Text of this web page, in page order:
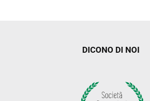
DICONO DI NOI